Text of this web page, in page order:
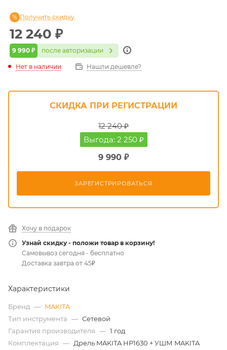
12 240 ₽
9 990 ₽ после авторизации
Получить скидку
Нет в наличии Нашли дешевле?
СКИДКА ПРИ РЕГИСТРАЦИИ
12 240 ₽
Выгода: 2 250 ₽
9 990 ₽
ЗАРЕГИСТРИРОВАТЬСЯ
Хочу в подарок
Узнай скидку - положи товар в корзину!
Самовывоз сегодня - бесплатно
Доставка завтра от 45₽
Характеристики
Бренд — MAKITA
Тип инструмента — Сетевой
Гарантия производителя — 1 год
Комплектация — Дрель MAKITA HP1630 + УШМ MAKITA